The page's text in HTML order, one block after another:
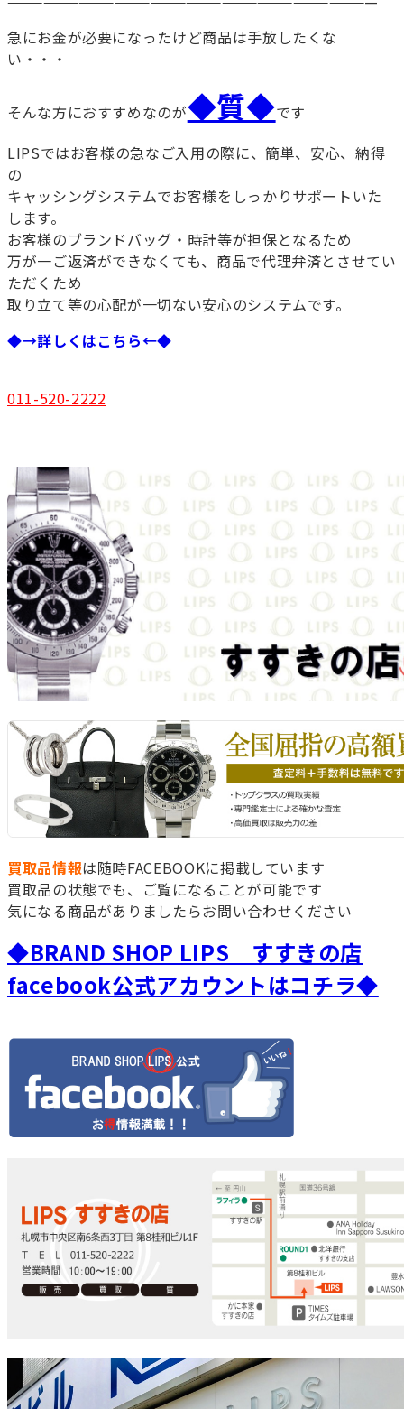
急にお金が必要になったけど商品は手放したくな
い・・・
そんな方におすすめなのが◆質◆です
LIPSではお客様の急なご入用の際に、簡単、安心、納得
の
キャッシングシステムでお客様をしっかりサポートいた
します。
お客様のブランドバッグ・時計等が担保となるため
万が一ご返済ができなくても、商品で代理弁済とさせてい
ただくため
取り立て等の心配が一切ない安心のシステムです。
◆→詳しくはこちら←◆
011-520-2222
買取品情報は随時FACEBOOKに掲載しています
買取品の状態でも、ご覧になることが可能です
気になる商品がありましたらお問い合わせください
◆BRAND SHOP LIPS すすきの店
facebook公式アカウントはコチラ◆